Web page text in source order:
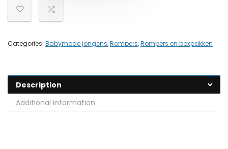
Categories: Babymode jongens,Rompers,Rompers en boxpakken
Description
Additional information